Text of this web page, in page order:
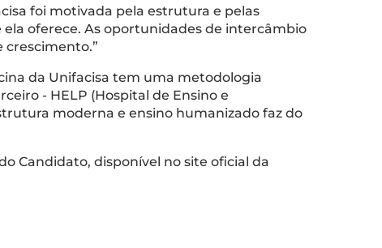
foi motivada pela estrutura e pelas
oferece. As oportunidades de intercâmbio
da Unifacisa tem uma metodologia
- HELP (Hospital de Ensino e
moderna e ensino humanizado faz do
Candidato, disponível no site oficial da